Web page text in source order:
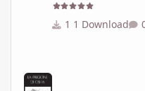
1 Download